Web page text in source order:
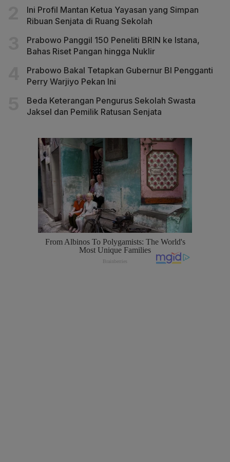
Ini Profil Mantan Ketua Yayasan yang Simpan
Ribuan Senjata di Ruang Sekolah
Prabowo Panggil 150 Peneliti BRIN ke Istana,
Bahas Riset Pangan hingga Nuklir
Prabowo Bakal Tetapkan Gubernur BI Pengganti
Perry Warjiyo Pekan Ini
Beda Keterangan Pengurus Sekolah Swasta
Jaksel dan Pemilik Ratusan Senjata